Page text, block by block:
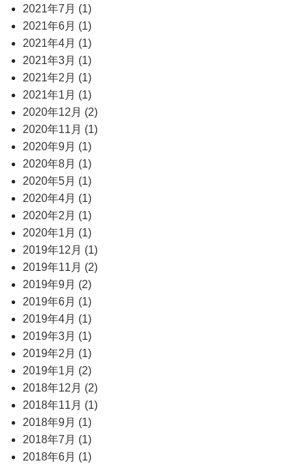
2021年7月 (1)
2021年6月 (1)
2021年4月 (1)
2021年3月 (1)
2021年2月 (1)
2021年1月 (1)
2020年12月 (2)
2020年11月 (1)
2020年9月 (1)
2020年8月 (1)
2020年5月 (1)
2020年4月 (1)
2020年2月 (1)
2020年1月 (1)
2019年12月 (1)
2019年11月 (2)
2019年9月 (2)
2019年6月 (1)
2019年4月 (1)
2019年3月 (1)
2019年2月 (1)
2019年1月 (2)
2018年12月 (2)
2018年11月 (1)
2018年9月 (1)
2018年7月 (1)
2018年6月 (1)